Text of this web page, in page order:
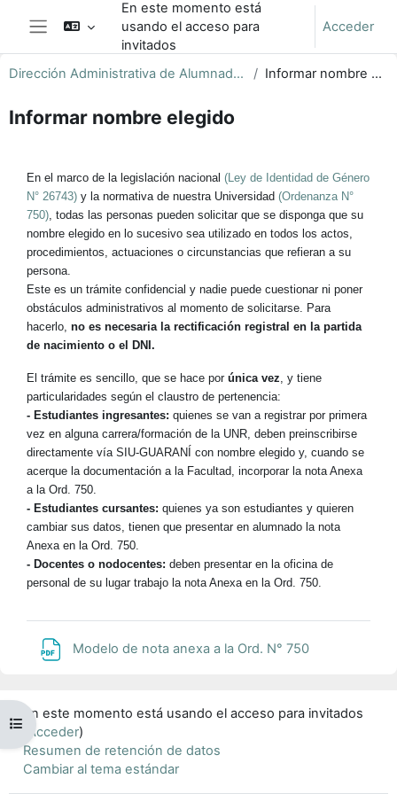
Salta al contenido principalEn este momento está
usando el acceso para
invitados
Acceder
Abrir índice del curso
Dirección Administrativa de Alumnado y Títulos Informar nombre elegido
Informar nombre elegido
En el marco de la legislación nacional (Ley de Identidad de Género
N° 26743) y la normativa de nuestra Universidad (Ordenanza N°
750) , todas las personas pueden solicitar que se disponga que su
nombre elegido en lo sucesivo sea utilizado en todos los actos,
procedimientos, actuaciones o circunstancias que refieran a su
persona.
Este es un trámite confidencial y nadie puede cuestionar ni poner
obstáculos administrativos al momento de solicitarse. Para
hacerlo, no es necesaria la rectificación registral en la partida
de nacimiento o el DNI.
El trámite es sencillo, que se hace por única vez , y tiene
particularidades según el claustro de pertenencia:
- Estudiantes ingresantes: quienes se van a registrar por primera
vez en alguna carrera/formación de la UNR, deben preinscribirse
directamente vía SIU-GUARANÍ con nombre elegido y, cuando se
acerque la documentación a la Facultad, incorporar la nota Anexa
a la Ord. 750.
- Estudiantes cursantes: quienes ya son estudiantes y quieren
cambiar sus datos, tienen que presentar en alumnado la nota
Anexa en la Ord. 750.
- Docentes o nodocentes: deben presentar en la oficina de
personal de su lugar trabajo la nota Anexa en la Ord. 750.
Modelo de nota anexa a la Ord. N° 750
En este momento está usando el acceso para invitados
Acceder)
Resumen de retención de datos
Cambiar al tema estándar